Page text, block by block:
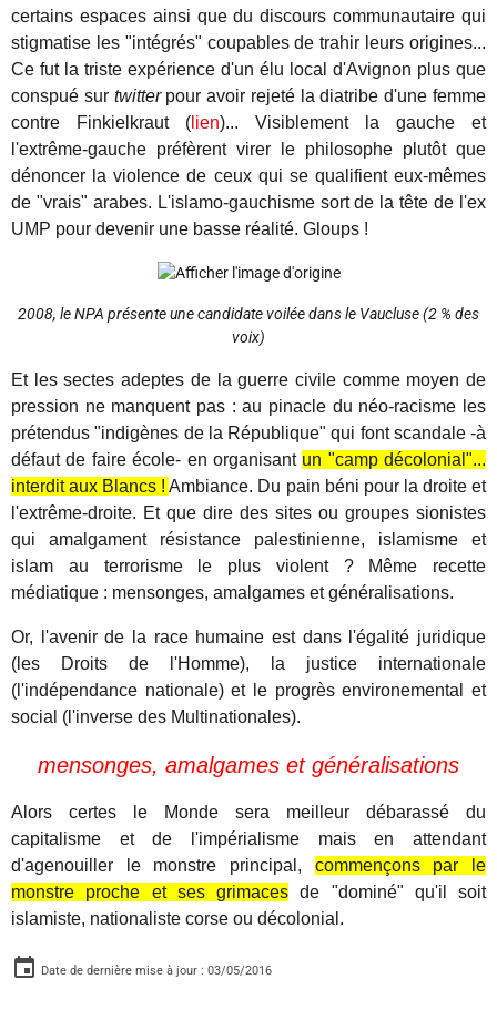
certains espaces ainsi que du discours communautaire qui
stigmatise les "intégrés" coupables de trahir leurs origines...
Ce fut la triste expérience d'un élu local d'Avignon plus que
conspué sur twitter pour avoir rejeté la diatribe d'une femme
contre Finkielkraut ( lien)... Visiblement la gauche et
l'extrême-gauche préfèrent virer le philosophe plutôt que
dénoncer la violence de ceux qui se qualifient eux-mêmes
de "vrais" arabes. L'islamo-gauchisme sort de la tête de l'ex
UMP pour devenir une basse réalité. Gloups !
2008, le NPA présente une candidate voilée dans le Vaucluse (2 % des
voix)
Et les sectes adeptes de la guerre civile comme moyen de
pression ne manquent pas : au pinacle du néo-racisme les
prétendus "indigènes de la République" qui font scandale -à
défaut de faire école- en organisant un "camp décolonial"...
interdit aux Blancs !Ambiance. Du pain béni pour la droite et
l'extrême-droite. Et que dire des sites ou groupes sionistes
qui amalgament résistance palestinienne, islamisme et
islam au terrorisme le plus violent ? Même recette
médiatique : mensonges, amalgames et généralisations.
Or, l'avenir de la race humaine est dans l'égalité juridique
(les Droits de l'Homme), la justice internationale
(l'indépendance nationale) et le progrès environemental et
social (l'inverse des Multinationales).
mensonges, amalgames et généralisations
Alors certes le Monde sera meilleur débarassé du
capitalisme et de l'impérialisme mais en attendant
d'agenouiller le monstre principal, commençons par le
monstre proche et ses grimaces de "dominé" qu'il soit
islamiste, nationaliste corse ou décolonial.
Date de dernière mise à jour : 03/05/2016